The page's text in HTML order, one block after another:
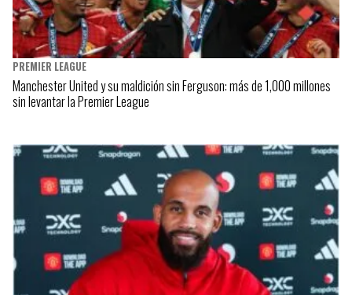
PREMIER LEAGUE
Manchester United y su maldición sin Ferguson: más de 1,000 millones
sin levantar la Premier League